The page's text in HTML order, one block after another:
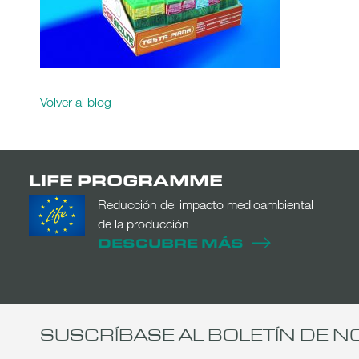
Volver al blog
LIFE PROGRAMME
Reducción del impacto medioambiental
de la producción
DESCUBRE MÁS
SUSCRÍBASE AL BOLETÍN DE